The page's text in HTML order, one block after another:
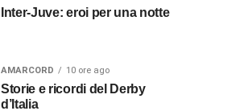
Inter-Juve: eroi per una notte
AMARCORD 10 ore ago
Storie e ricordi del Derby
d’Italia